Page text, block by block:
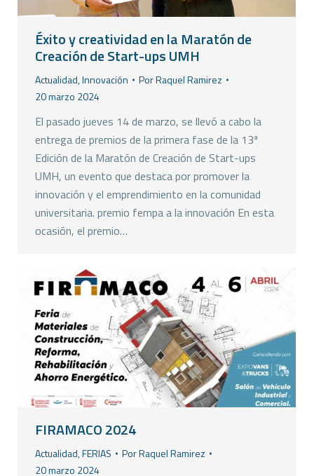
Éxito y creatividad en la Maratón de
Creación de Start-ups UMH
Actualidad,Innovación PorRaquel Ramirez
20 marzo 2024
El pasado jueves 14 de marzo, se llevó a cabo la
entrega de premios de la primera fase de la 13ª
Edición de la Maratón de Creación de Start-ups
UMH, un evento que destaca por promover la
innovación y el emprendimiento en la comunidad
universitaria. premio fempa a la innovación En esta
ocasión, el premio…
FIRAMACO 2024
Actualidad,FERIAS PorRaquel Ramirez
20 marzo 2024